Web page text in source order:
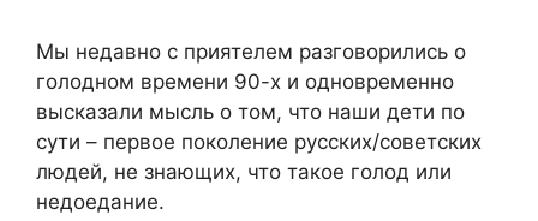
Мы недавно с приятелем разговорились о
голодном времени 90-х и одновременно
высказали мысль о том, что наши дети по
сути – первое поколение русских/советских
людей, не знающих, что такое голод или
недоедание.